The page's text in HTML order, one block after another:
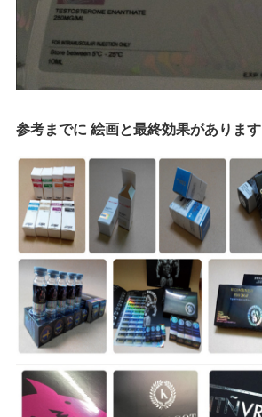
参考までに 絵画と最終効果があります